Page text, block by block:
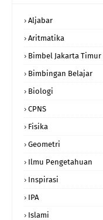
Aljabar
Aritmatika
Bimbel Jakarta Timur
Bimbingan Belajar
Biologi
CPNS
Fisika
Geometri
Ilmu Pengetahuan
Inspirasi
IPA
Islami